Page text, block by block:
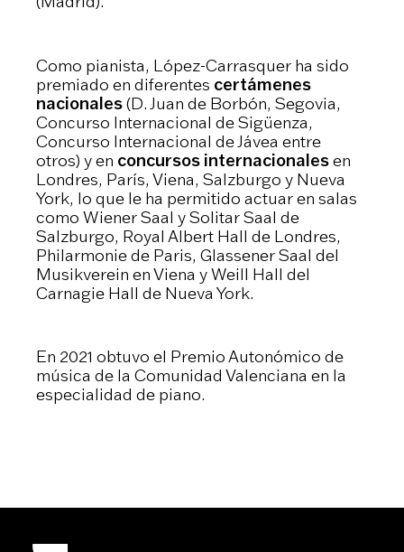
Como pianista, López-Carrasquer ha sido
premiado en diferentes certámenes
nacionales(D. Juan de Borbón, Segovia,
Concurso Internacional de Sigüenza,
Concurso Internacional de Jávea entre
otros) y en concursos internacionalesen
Londres, París, Viena, Salzburgo y Nueva
York, lo que le ha permitido actuar en salas
como Wiener Saal y Solitar Saal de
Salzburgo, Royal Albert Hall de Londres,
Philarmonie de Paris, Glassener Saal del
Musikverein en Viena y Weill Hall del
Carnagie Hall de Nueva York.
En 2021 obtuvo el Premio Autonómico de
música de la Comunidad Valenciana en la
especialidad de piano.